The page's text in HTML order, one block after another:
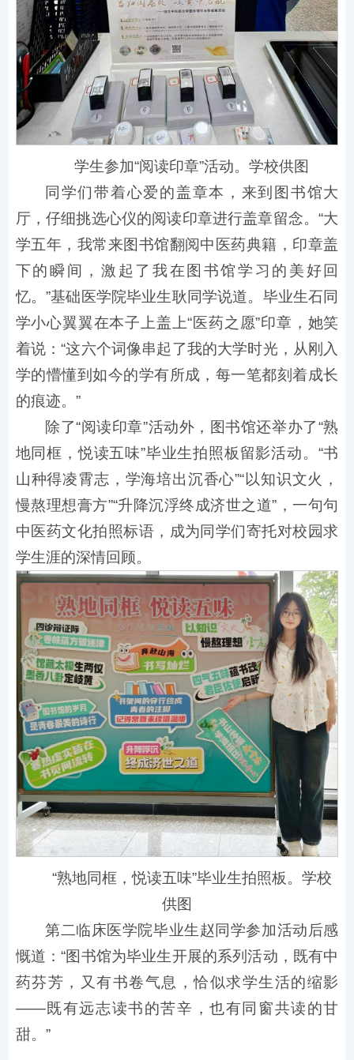
学生参加“阅读印章”活动。学校供图
同学们带着心爱的盖章本，来到图书馆大
厅，仔细挑选心仪的阅读印章进行盖章留念。“大
学五年，我常来图书馆翻阅中医药典籍，印章盖
下的瞬间，激起了我在图书馆学习的美好回
忆。”基础医学院毕业生耿同学说道。毕业生石同
学小心翼翼在本子上盖上“医药之愿”印章，她笑
着说：“这六个词像串起了我的大学时光，从刚入
学的懵懂到如今的学有所成，每一笔都刻着成长
的痕迹。”
除了“阅读印章”活动外，图书馆还举办了“熟
地同框，悦读五味”毕业生拍照板留影活动。“书
山种得凌霄志，学海培出沉香心”“以知识文火，
慢熬理想膏方”“升降沉浮终成济世之道”，一句句
中医药文化拍照标语，成为同学们寄托对校园求
学生涯的深情回顾。
“熟地同框，悦读五味”毕业生拍照板。学校
供图
第二临床医学院毕业生赵同学参加活动后感
慨道：“图书馆为毕业生开展的系列活动，既有中
药芬芳，又有书卷气息，恰似求学生活的缩影
——既有远志读书的苦辛，也有同窗共读的甘
甜。”